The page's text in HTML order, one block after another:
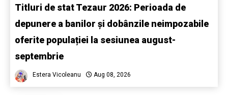
Titluri de stat Tezaur 2026: Perioada de
depunere a banilor și dobânzile neimpozabile
oferite populației la sesiunea august-
septembrie
Estera Vicoleanu Aug 08, 2026